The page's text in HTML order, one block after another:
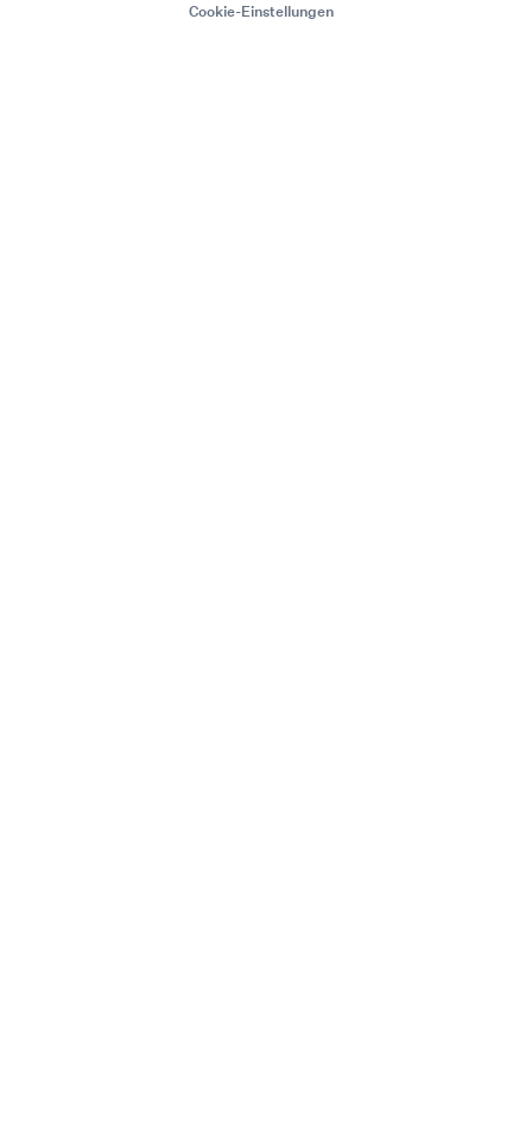
Cookie-Einstellungen